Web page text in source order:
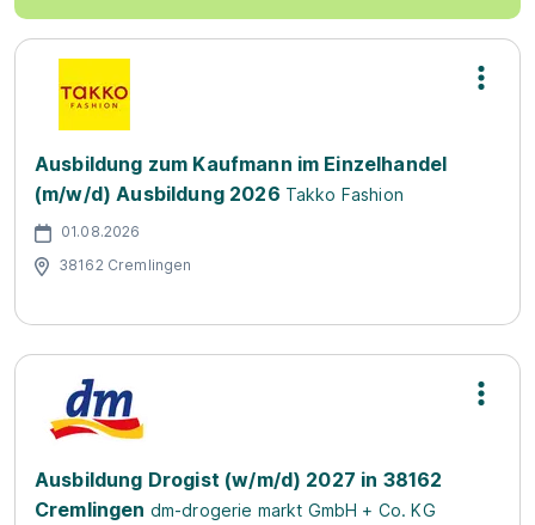
Ausbildung zum Kaufmann im Einzelhandel
(m/w/d) Ausbildung 2026 Takko Fashion
01.08.2026
38162 Cremlingen
Ausbildung Drogist (w/m/d) 2027 in 38162
Cremlingen dm-drogerie markt GmbH + Co. KG